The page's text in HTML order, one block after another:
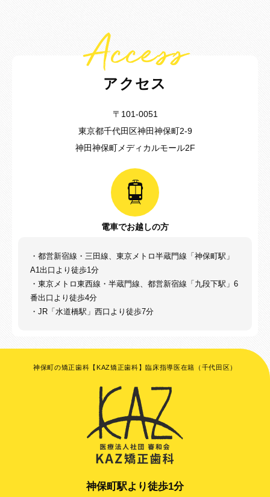
Access
アクセス
〒101-0051
東京都千代田区神田神保町2-9
神田神保町メディカルモール2F
電車でお越しの方
・都営新宿線・三田線、東京メトロ半蔵門線「神保町駅」
A1出口より徒歩1分
・東京メトロ東西線・半蔵門線、都営新宿線「九段下駅」6
番出口より徒歩4分
・JR「水道橋駅」西口より徒歩7分
神保町の矯正歯科【KAZ矯正歯科】臨床指導医在籍（千代田区）
神保町駅より徒歩1分